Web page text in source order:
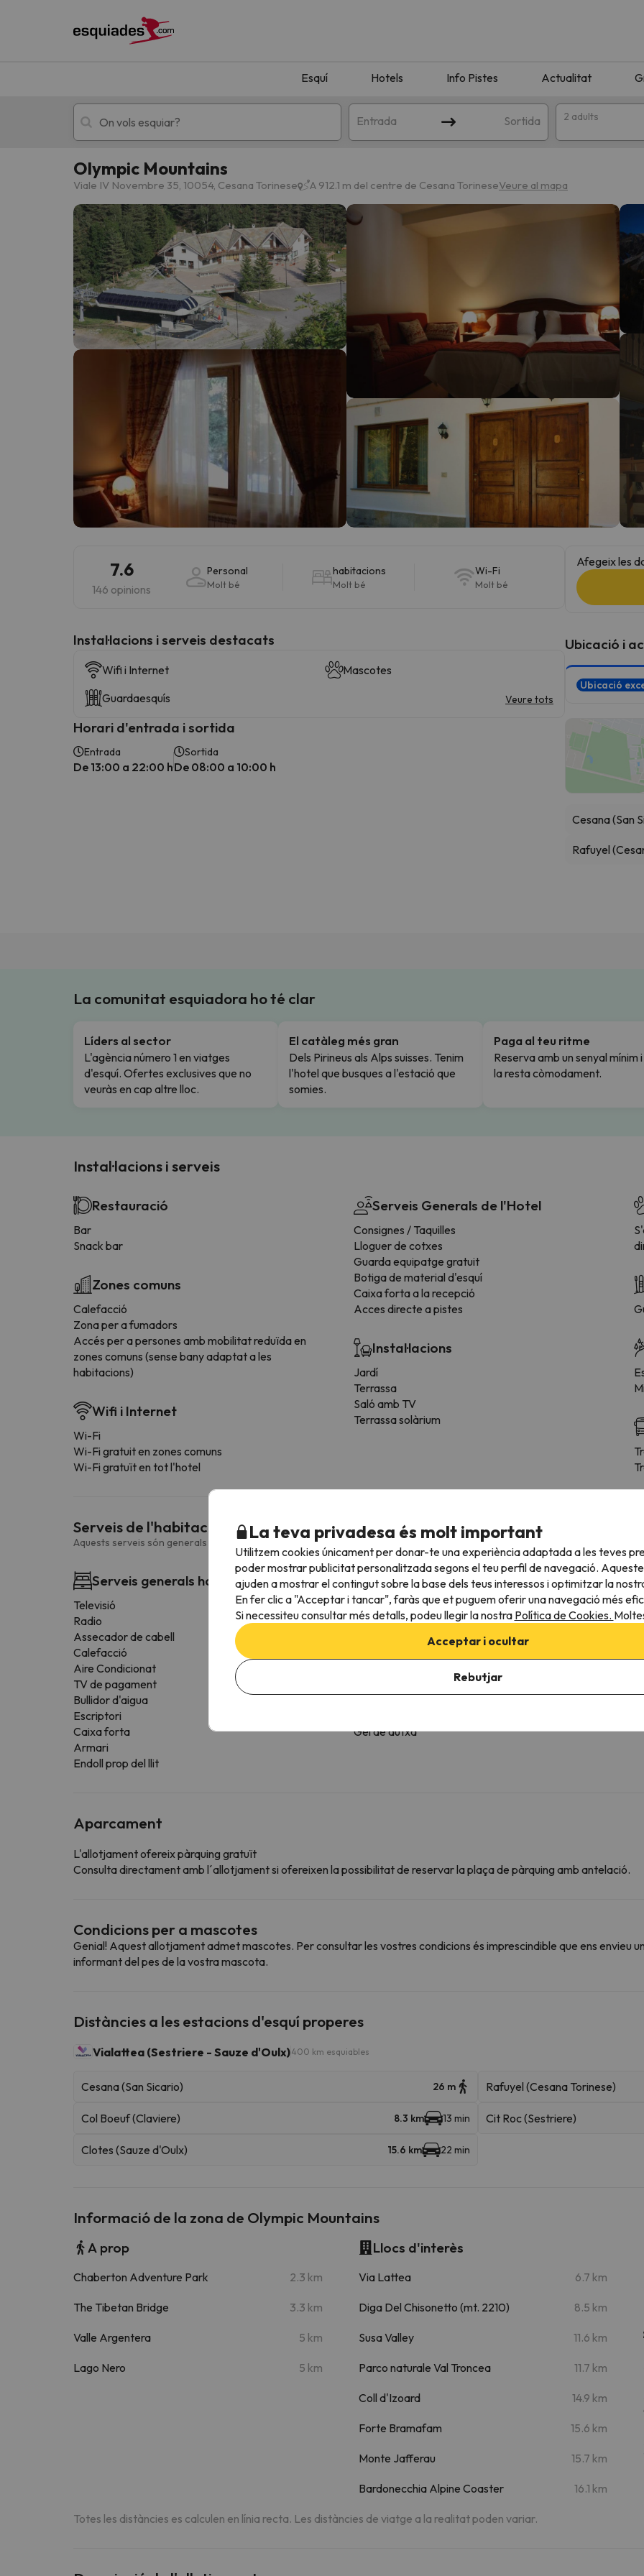
Esquí Hotels Info Pistes Actualitat
Entrada Sortida 2 adults
Esquí Escapades
!Vaja! No hem trobat resultats que coincideixin amb la teva cerca. Intenteu modificar la destinació.
Vaja! Sembla que el nostre cercador ha perdut el nord. Quan trobi la seva brúixola torna.
Olympic Mountains
Viale IV Novembre 35, 10054, Cesana Torinese A 912.1 m del centre de Cesana TorineseVeure al mapa
7.6
146 opinions
Personal
Molt bé
habitacions
Molt bé
Wi-Fi
Molt bé
Instal·lacions i serveis destacats
Wifi i Internet
Mascotes
Guardaesquís
Veure tots
Horari d'entrada i sortida
Entrada
De 13:00 a 22:00 h
Sortida
De 08:00 a 10:00 h
Afegeix les
Ubicació i
Ubicació
Cesana (San
Rafuyel
La comunitat esquiadora ho té clar
Líders al sector
L'agència número 1 en viatges
d'esquí. Ofertes exclusives que no
veuràs en cap altre lloc.
El catàleg més gran
Dels Pirineus als Alps suisses. Tenim
l'hotel que busques a l'estació que
somies.
Paga al teu ritme
Reserva amb un senyal mínim
la resta còmodament.
Instal·lacions i serveis
Restauració
Bar
Snack bar
Zones comuns
Calefacció
Zona per a fumadors
Accés per a persones amb mobilitat reduïda en
zones comuns (sense bany adaptat a les
habitacions)
Wifi i Internet
Wi-Fi
Wi-Fi gratuit en zones comuns
Wi-Fi gratuït en tot l'hotel
Serveis Generals de l'Hotel
Consignes / Taquilles
Lloguer de cotxes
Guarda equipatge gratuit
Botiga de material d'esquí
Caixa forta a la recepció
Acces directe a pistes
Instal·lacions
Jardí
Terrassa
Saló amb TV
Terrassa solàrium
Serveis de l'habitació
Aquests serveis són generals i poden variar en funció de la tipologia d'habitació.
Serveis generals habitació
Televisió
Radio
Assecador de cabell
Calefacció
Aire Condicionat
TV de pagament
Bullidor d'aigua
Escriptori
Caixa forta
Armari
Endoll prop del llit
Bany
Lavabo
Dutxa
Paper higiènic
Gel de dutxa
Aparcament
L'allotjament ofereix pàrquing gratuït
Consulta directament amb l´allotjament si ofereixen la possibilitat de reservar la plaça de pàrquing amb antelació.
Condicions per a mascotes
Genial! Aquest allotjament admet mascotes. Per consultar les vostres condicions és imprescindible que ens envieu
informant del pes de la vostra mascota.
Distàncies a les estacions d'esquí properes
Vialattea (Sestriere - Sauze d'Oulx)400 km esquiables
Cesana (San Sicario) 26 m Rafuyel (Cesana Torinese)
Col Boeuf (Claviere) 8.3 km 13 min Cit Roc (Sestriere)
Clotes (Sauze d'Oulx) 15.6 km 22 min
Informació de la zona de Olympic Mountains
A prop
Chaberton Adventure Park 2.3 km
The Tibetan Bridge 3.3 km
Valle Argentera 5 km
Lago Nero 5 km
Llocs d'interès
Via Lattea 6.7 km
Diga Del Chisonetto (mt. 2210) 8.5 km
Susa Valley 11.6 km
Parco naturale Val Troncea 11.7 km
Coll d'Izoard 14.9 km
Forte Bramafam 15.6 km
Monte Jafferau 15.7 km
Bardonecchia Alpine Coaster 16.1 km
Totes les distàncies es calculen en línia recta. Les distàncies de viatge a la realitat poden variar.
La teva privadesa és molt important
Utilitzem cookies únicament per donar-te una experiència adaptada a les teves
poder mostrar publicitat personalitzada segons el teu perfil de navegació.
ajuden a mostrar el contingut sobre la base dels teus interessos i optimitzar la
En fer clic a "Acceptar i tancar", faràs que et puguem oferir una navegació més
Si necessiteu consultar més detalls, podeu llegir la nostra Política de Cookies.
Acceptar i ocultar
Rebutjar